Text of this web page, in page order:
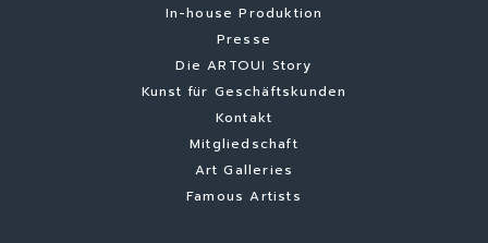
In-house Produktion
Presse
Die ARTOUI Story
Kunst für Geschäftskunden
Kontakt
Mitgliedschaft
Art Galleries
Famous Artists